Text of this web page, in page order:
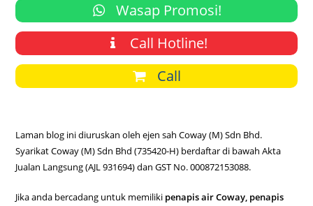
Wasap Promosi!
Call Hotline!
Call
Laman blog ini diuruskan oleh ejen sah Coway (M) Sdn Bhd.
Syarikat Coway (M) Sdn Bhd (735420-H) berdaftar di bawah Akta
Jualan Langsung (AJL 931694) dan GST No. 000872153088.
Jika anda bercadang untuk memiliki penapis air Coway, penapis